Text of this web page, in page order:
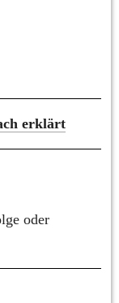
erklärt
oder